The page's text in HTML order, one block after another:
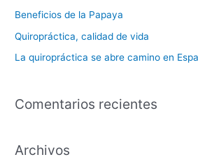
p
Beneficios de la Papaya
Quiropráctica, calidad de vida
La quiropráctica se abre camino en
Comentarios recientes
Archivos